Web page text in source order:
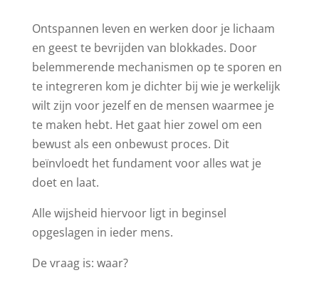
Ontspannen leven en werken door je lichaam
en geest te bevrijden van blokkades. Door
belemmerende mechanismen op te sporen en
te integreren kom je dichter bij wie je werkelijk
wilt zijn voor jezelf en de mensen waarmee je
te maken hebt. Het gaat hier zowel om een
bewust als een onbewust proces. Dit
beïnvloedt het fundament voor alles wat je
doet en laat.
Alle wijsheid hiervoor ligt in beginsel
opgeslagen in ieder mens.
De vraag is: waar?